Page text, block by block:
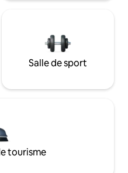
Salle de sport
tourisme